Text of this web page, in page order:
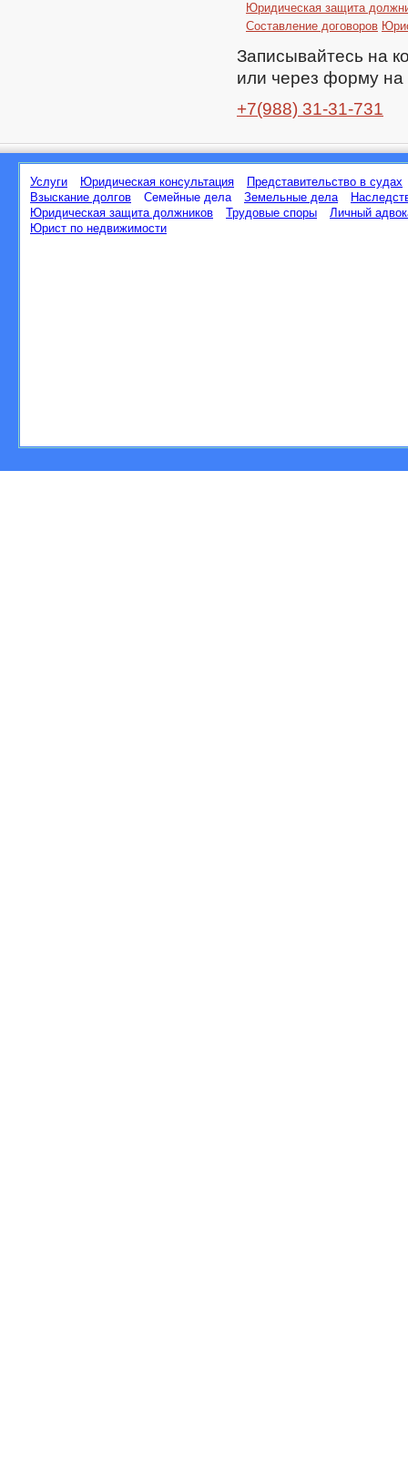
Юридическая защита
Составление договоров
Записывайтесь на
или через форму на
+7(988) 31-31-731
Услуги Юридическая консультация
Представительство в судах
Взыскание долгов
Семейные дела Земельные дела
Юридическая защита должников
Трудовые споры
Личный
Юрист по недвижимости